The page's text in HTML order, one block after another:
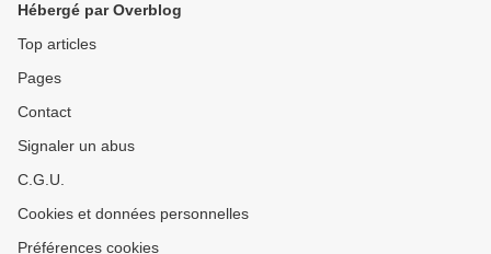
Hébergé par Overblog
Top articles
Pages
Contact
Signaler un abus
C.G.U.
Cookies et données personnelles
Préférences cookies